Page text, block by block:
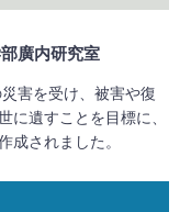
廣内研究室
害を受け、被害や復
遺すことを目標に、
成されました。